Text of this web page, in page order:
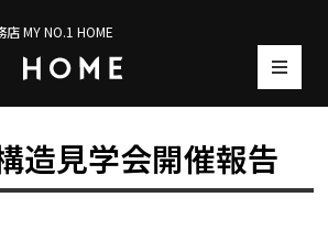
MY NO.1 HOME
造見学会開催報告